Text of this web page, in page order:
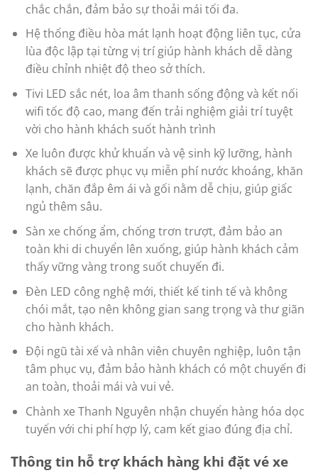
chắc chắn, đảm bảo sự thoải mái tối đa.
Hệ thống điều hòa mát lạnh hoạt động liên tục, cửa
lùa độc lập tại từng vị trí giúp hành khách dễ dàng
điều chỉnh nhiệt độ theo sở thích.
Tivi LED sắc nét, loa âm thanh sống động và kết nối
wifi tốc độ cao, mang đến trải nghiệm giải trí tuyệt
vời cho hành khách suốt hành trình
Xe luôn được khử khuẩn và vệ sinh kỹ lưỡng, hành
khách sẽ được phục vụ miễn phí nước khoáng, khăn
lạnh, chăn đắp êm ái và gối nằm dễ chịu, giúp giấc
ngủ thêm sâu.
Sàn xe chống ẩm, chống trơn trượt, đảm bảo an
toàn khi di chuyển lên xuống, giúp hành khách cảm
thấy vững vàng trong suốt chuyến đi.
Đèn LED công nghệ mới, thiết kế tinh tế và không
chói mắt, tạo nên không gian sang trọng và thư giãn
cho hành khách.
Đội ngũ tài xế và nhân viên chuyên nghiệp, luôn tận
tâm phục vụ, đảm bảo hành khách có một chuyến đi
an toàn, thoải mái và vui vẻ.
Chành xe Thanh Nguyên nhận chuyển hàng hóa dọc
tuyến với chi phí hợp lý, cam kết giao đúng địa chỉ.
Thông tin hỗ trợ khách hàng khi đặt vé xe